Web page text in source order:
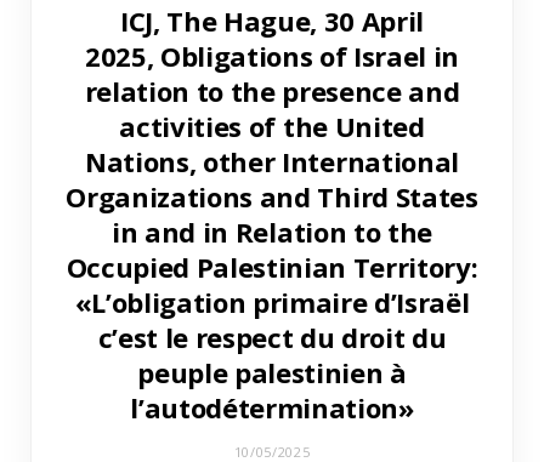
ICJ, The Hague, 30 April
2025, Obligations of Israel in
relation to the presence and
activities of the United
Nations, other International
Organizations and Third States
in and in Relation to the
Occupied Palestinian Territory:
«L’obligation primaire d’Israël
c’est le respect du droit du
peuple palestinien à
l’autodétermination»
10/05/2025